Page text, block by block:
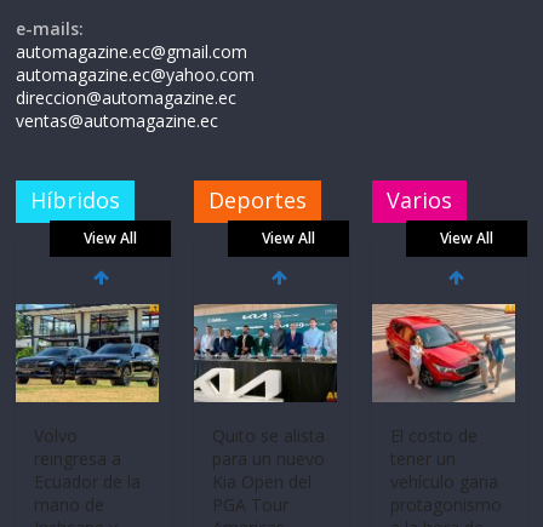
e-mails:
automagazine.ec@gmail.com
automagazine.ec@yahoo.com
direccion@automagazine.ec
ventas@automagazine.ec
Híbridos
View All
Volvo
reingresa a
mano de
Inchcape y
lanza dos
PHEV
Deportes
View All
La FEDAK
recibe 12
Bolden para
cubrir las rutas
de La Vuelta
31 de julio de
Varios
View All
El costo de
tener un
protagonismo
a la hora de
decidir
30 de julio de